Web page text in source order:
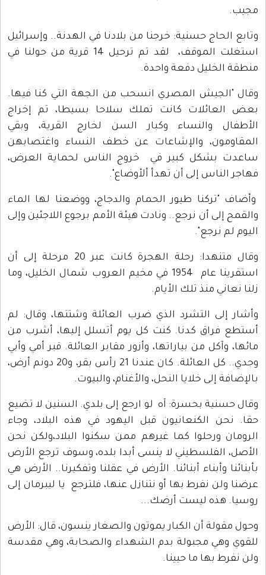
مجيب.
وتابع الحاج حسنية: خرجنا من بلادنا في الهدنة.. وإسرائيل
استغلت الموقف، لقد تم ترحيل 14 قرية من حولنا في
منطقة الخليل دفعة واحدة.
وقال "الجيش المصري انسحب من الجهة التي كنا فيها.
بعض العائلات كانت تملك سلاحا بسيطا، تم إخراج
الأطفال والنساء وكبار السن لخارج القرية، وبقي
المقاومون، والإشاعات عن خطف النساء واغتصابهن
ساعدت بشكل كبير في خروج الناس لحماية العرض،
فهاجر الناس إلى أن تهدأ ألأوضاع".
وأضاف "تركنا طيور الحمام والدجاج، ووضعنا لها الماء
والقمح إلى أن نرجع.. ونادت هيئة الأمم برجوع اللاجئين وإلى
اليوم لم نرجع".
وقال متنهدا: رحلة الهجرة كانت عبر 20 مرحلة إلى أن
استقرينا عام 1954 في مخيم العروب شمال الخليل، وما
زلنا نعاني منذ تلك الأيام.
وأشار إلى التشرد الذي ضرب العائلة وشتتها، وقال: لم
أستطع فراق كدنا. كنت كل يوم أتسلل إليها، أشرب من
مائها، وآكل من بياراتها، وأزور مقابر العائلة. قبر أمي وأبي
وجدي.. كل العائلة. كان عندنا 21 رأس بقر، و20 دونم أرض،
بالإضافة إلى خلايا النحل، والأغنام، والبيوت.
وقال حسنية بحسرة: آه لو ارجع إلى بلدي. السنين لا تضيع
حقا. نحن الكنعانيون قبل اليهود في هذه البلاد، وجاء
الرومان ورحلوا كما غيرهم ممن سكنوا البلاد،ولكن نحن
الأصل، الفلسطيني لا ينسى أبدا بلده، وسوف ترجع الأرض
بأبنائنا وأبناء أبنائنا. الأرض في عقلنا وتفكيرنا.. الأرض هي
عرضنا ولن نفرط بها أو نتنازل عنها، فلترجع يا ليبرمان إلى
روسيا. هذه ليست أرضك...
وحول مقولة أن الكبار يموتون والصغار ينسون، قال: الأرض
للقوي وهي مجبولة بدم الشهداء والصحابة، وهي مقدسة
ولن نفرط بها ما حيينا.